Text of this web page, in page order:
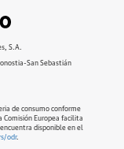
S.A.
San Sebastián
de consumo conforme
Comisión Europea facilita
disponible en el
odr.